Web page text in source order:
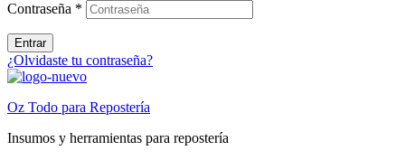
Contraseña *
Entrar
¿Olvidaste tu contraseña?
Oz Todo para Repostería
Insumos y herramientas para repostería